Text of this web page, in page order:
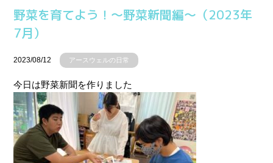
野菜を育てよう！～野菜新聞編～（2023年
7月）
2023/08/12 アースウェルの⽇常
今日は野菜新聞を作りました